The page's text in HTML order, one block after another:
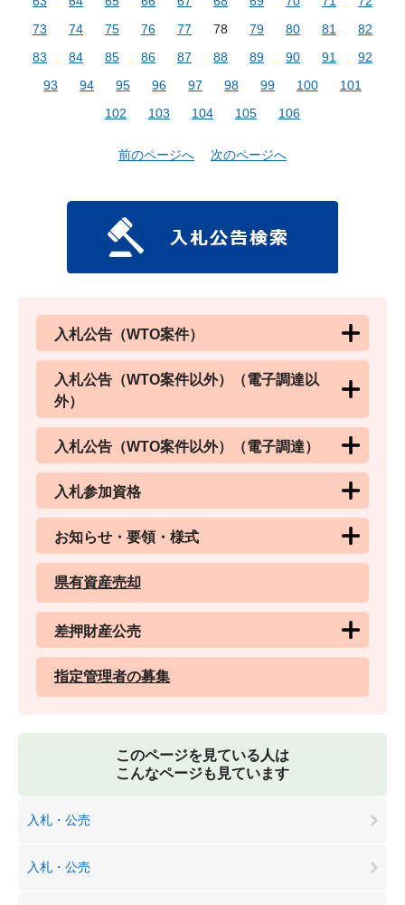
73
74 75 76 77 78 79 80 81
82
83
84 85 86 87 88 89 90 91
92
93
94 95 96 97 98 99 100
101
102
103 104 105 106
前のページへ 次のページへ
入札公告（WTO案件）
入札公告（WTO案件以外）（電子調達以
外）
入札公告（WTO案件以外）（電子調達）
入札参加資格
お知らせ・要領・様式
県有資産売却
差押財産公売
指定管理者の募集
このページを見ている人は
こんなページも見ています
入札・公売
入札・公売